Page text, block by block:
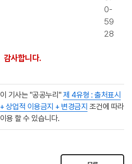
0-
59
28
감사합니다.
이 기사는 "공공누리"제 4유형 : 출처표시
+ 상업적 이용금지 + 변경금지 조건에 따라
이용 할 수 있습니다.